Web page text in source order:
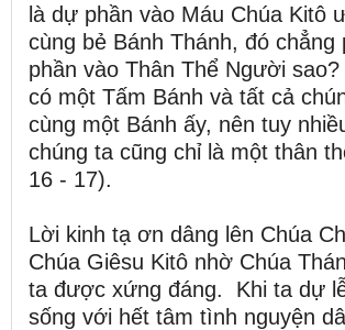
là dự phần vào Máu Chúa Kitô
cùng bẻ Bánh Thánh, đó chẳng
phần vào Thân Thể Người
có một Tấm Bánh và tất cả
cùng một Bánh ấy, nên tuy
chúng ta cũng chỉ là một thân
16 - 17).
Lời kinh tạ ơn dâng lên Chúa
Chúa Giêsu Kitô nhờ Chúa
ta được xứng đáng. Khi ta dự
sống với hết tâm tình nguyện